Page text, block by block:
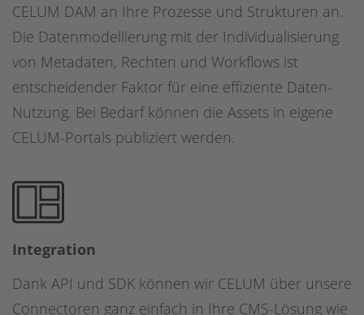
CELUM DAM an Ihre Prozesse und Strukturen an.
Die Datenmodellierung mit der Individualisierung
von Metadaten, Rechten und Workflows ist
entscheidender Faktor für eine effiziente Daten-
Nutzung. Bei Bedarf können die Assets in eigene
CELUM-Portals publiziert werden.
Integration
Dank API und SDK können wir CELUM über unsere
Connectoren ganz einfach in Ihre CMS-Lösung wie